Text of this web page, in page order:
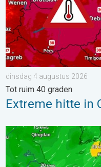
dinsdag 4 augustus 2026
Tot ruim 40 graden
Extreme hitte in
Tyfoon Dolphin op weg